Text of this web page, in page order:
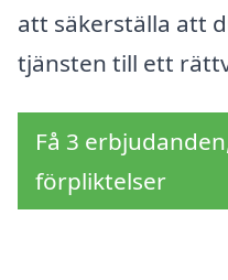
att säkerställa att
tjänsten till ett
Få 3
förpliktelser